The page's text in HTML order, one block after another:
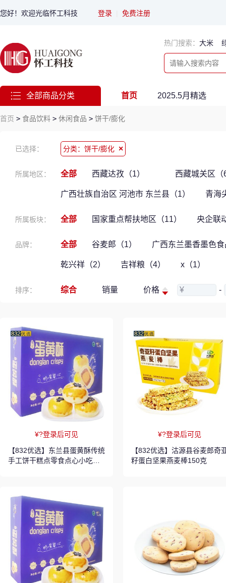
您好！欢迎光临怀工科技 登录 免费注册
热门搜索： 大米
全部商品分类 首页 2025.5月精选
首页 > 食品饮料 > 休闲食品 > 饼干/膨化
已选择： 分类：饼干/膨化 ×
所属地区： 全部 西藏达孜（1） 西藏城关区（
广西壮族自治区 河池市 东兰县（1） 青海
所属板块： 全部 国家重点帮扶地区（11） 央企联
品牌： 全部 谷麦郎（1） 广西东兰墨香墨色
乾兴祥（2） 吉祥粮（4） x（1）
排序： 综合 销量 价格 ¥ -
¥?登录后可见
【832优选】东兰县蛋黄酥传统
手工饼干糕点零食点心小吃香
¥?登录后可见
【832优选】沽源县谷麦郎奇
籽蛋白坚果燕麦棒150克